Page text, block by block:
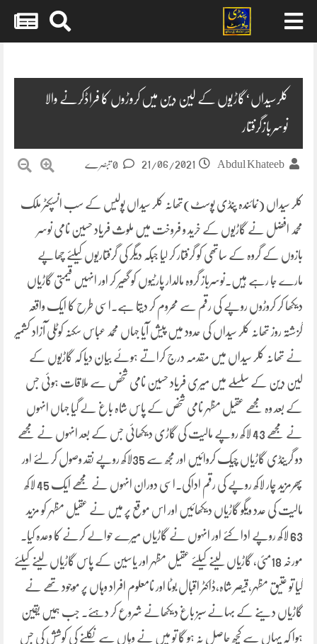
کلرسیداں‘گاڑیوں کے لین دین میں کروڑوں کا فراڈکرنے والا
نوسربازگرفتار
Abdul Khateeb
21/06/2021
کلر سیداں (نمائندہ پنڈی پوسٹ)تھانہ کلر سیداں پولیس کے سب انسپکٹر ملک
محمد افضل نے گاڑیوں کے خرید و فروخت میں ملوث فریاد حسین نامی نوسر
بازوں کے گروہ کے ساتھی کو گرفتار کر لیا جبکہ دیگر کی گرفتاریوں کیلئے چھاپے
مارے جا رہے ہیں۔نوسرباز گروہ مالدار پارٹیوں کو گھیر کر اور انہیں قیمتی گاڑیاں
دیکھا کر کروڑوں روپے کی رقم سے محروم کر دیتا ہے۔اسی طرح کا ایک واقعہ
گزشتہ روز تھانہ کلر سیداں کی حدود میں پیش آیا جہاں محمد عباس سکنہ کوٹلی آزاد کشمیر
نے تھانہ کلر سیداں میں مقدمہ درج کراتے ہوئے بیان دیا کہ گاڑیوں کے
لین دین کے سلسلے میں میری فریاد حسین نامی شخص سے ملاقات ہوئی جس
کے بعد وہ مجھے عقیل مظہر نامی شخص کے پاس شاہ باغ لے گیا جہاں انہوں
نے مجھے 43 لاکھ روپے مالیت کی گاڑی دیکھائی جس کے بعد انہوں نے مجھے
دو گرینڈی گاڑیاں چیک کروائیں اور مجھ سے 35لاکھ روپے نقد وصول کر لئے اور
پھرمزید چار لاکھ روپے کی رقم اداکی۔اسی دوران انہوں نے مجھے ایک 45 لاکھ
مالیت کی عدد ویگو گاڑیاں دیکھائیں اور اس موقع پر میں نے عقیل مظہر کو مزید
63 لاکھ روپے ادا کئے اور انہوں نے گاڑیاں میرے حوالے کرنے کا وعدہ کیا۔
مورخہ 18مئی، گاڑیاں لینے کیلئے عقیل مظہر اور یاسین کے پاس گاڑیاں لینے کیلئے
گیا تو عتیق مظہر،قیصر شاہ،ڈاکٹر اقبال بوٹا اور نامعلوم افراد وہاں پر موجود تھے نے
گاڑیاں دینے کے بہانے سبز باغ دیکھانے شروع کر دہئے۔ جب ہمیں یقین
ہوا کہ یہاں سے کچھ حاصل نہ ہو گا تو میں نے وہاں سے نکلنے کی کوشش کی جس